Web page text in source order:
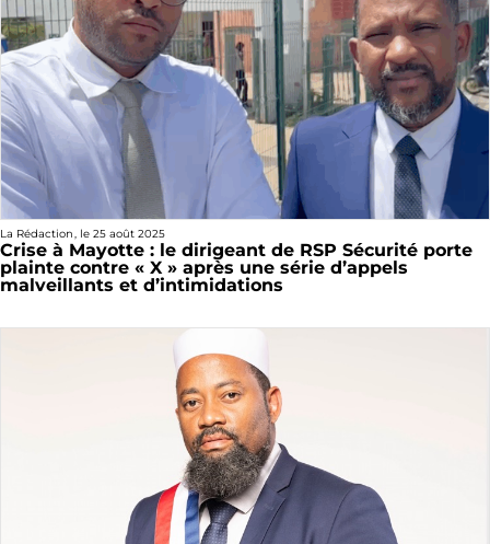
La Rédaction, le 25 août 2025
Crise à Mayotte : le dirigeant de RSP Sécurité porte
plainte contre « X » après une série d’appels
malveillants et d’intimidations